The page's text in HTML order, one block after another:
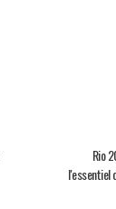
Rio
l'essentiel